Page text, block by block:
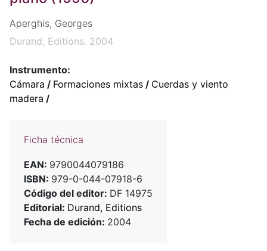
Aperghis, Georges
Durand, Editions. 2004
Instrumento:
Cámara / Formaciones mixtas / Cuerdas y viento
madera /
Ficha técnica
EAN: 9790044079186
ISBN: 979-0-044-07918-6
Código del editor: DF 14975
Editorial: Durand, Editions
Fecha de edición: 2004